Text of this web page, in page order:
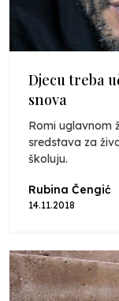
Djecu treba
snova
Romi uglavnom
sredstava za
školuju.
Rubina Čengić
14.11.2018